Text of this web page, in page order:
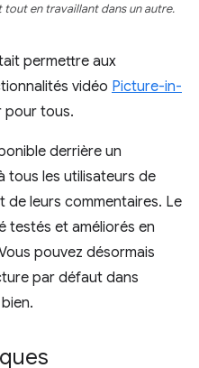
en travaillant dans un autre.
permettre aux
vidéo Picture-in-
pour tous.
derrière un
tous les utilisateurs de
de leurs commentaires. Le
testés et améliorés en
pouvez désormais
par défaut dans